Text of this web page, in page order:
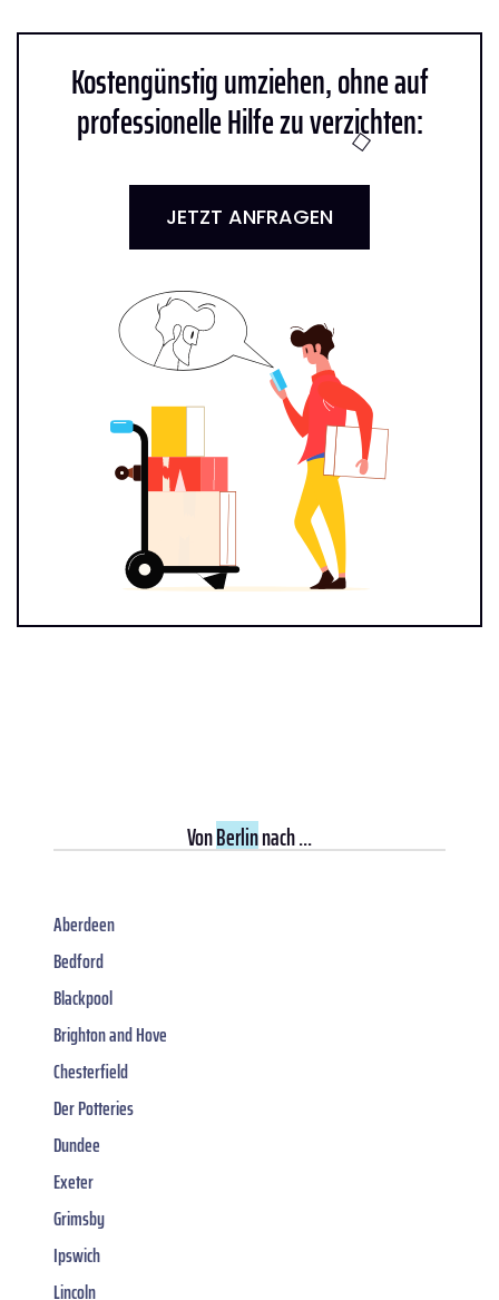
Kostengünstig umziehen, ohne auf
professionelle Hilfe zu verzichten:
JETZT ANFRAGEN
VonBerlinnach ...
Aberdeen
Bedford
Blackpool
Brighton and Hove
Chesterfield
Der Potteries
Dundee
Exeter
Grimsby
Ipswich
Lincoln